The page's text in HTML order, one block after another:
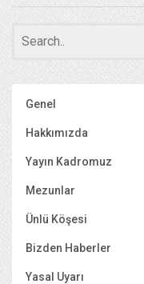
Genel
Hakkımızda
Yayın Kadromuz
Mezunlar
Ünlü Köşesi
Bizden Haberler
Yasal Uyarı